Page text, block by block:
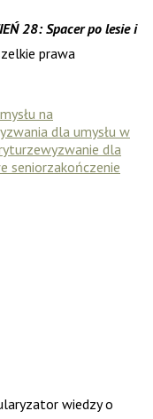
28: Spacer po lesie i
prawa
na
dla umysłu w
wyzwanie dla
seniorzakończenie
wiedzy o